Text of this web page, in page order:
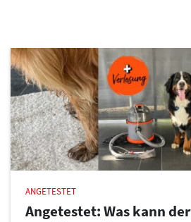
ANGETESTET
Angetestet: Was kann